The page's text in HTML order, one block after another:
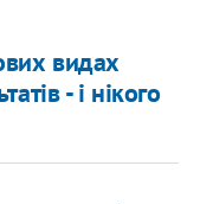
видах
- і нікого